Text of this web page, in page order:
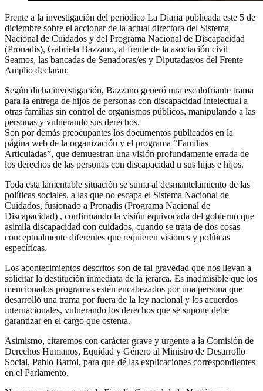
Frente a la investigación del periódico La Diaria publicada este 5 de
diciembre sobre el accionar de la actual directora del Sistema
Nacional de Cuidados y del Programa Nacional de Discapacidad
(Pronadis), Gabriela Bazzano, al frente de la asociación civil
Seamos, las bancadas de Senadoras/es y Diputadas/os del Frente
Amplio declaran:
Según dicha investigación, Bazzano generó una escalofriante trama
para la entrega de hijos de personas con discapacidad intelectual a
otras familias sin control de organismos públicos, manipulando a las
personas y vulnerando sus derechos.
Son por demás preocupantes los documentos publicados en la
página web de la organización y el programa “Familias
Articuladas”, que demuestran una visión profundamente errada de
los derechos de las personas con discapacidad u sus hijas e hijos.
Toda esta lamentable situación se suma al desmantelamiento de las
políticas sociales, a las que no escapa el Sistema Nacional de
Cuidados, fusionado a Pronadis (Programa Nacional de
Discapacidad) , confirmando la visión equivocada del gobierno que
asimila discapacidad con cuidados, cuando se trata de dos cosas
conceptualmente diferentes que requieren visiones y políticas
específicas.
Los acontecimientos descritos son de tal gravedad que nos llevan a
solicitar la destitución inmediata de la jerarca. Es inadmisible que los
mencionados programas estén encabezados por una persona que
desarrolló una trama por fuera de la ley nacional y los acuerdos
internacionales, vulnerando los derechos que se supone debe
garantizar en el cargo que ostenta.
Asimismo, citaremos con carácter grave y urgente a la Comisión de
Derechos Humanos, Equidad y Género al Ministro de Desarrollo
Social, Pablo Bartol, para que dé las explicaciones correspondientes
en el Parlamento.